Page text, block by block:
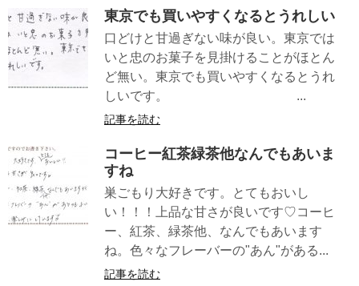
東京でも買いやすくなるとうれしい
口どけと甘過ぎない味が良い。東京では
いと忠のお菓子を見掛けることがほとん
ど無い。東京でも買いやすくなるとうれ
しいです。 ...
記事を読む
コーヒー紅茶緑茶他なんでもあいま
すね
巣ごもり大好きです。とてもおいし
い！！！上品な甘さが良いです♡コーヒ
ー、紅茶、緑茶他、なんでもあいます
ね。色々なフレーバーの"あん"がある...
記事を読む